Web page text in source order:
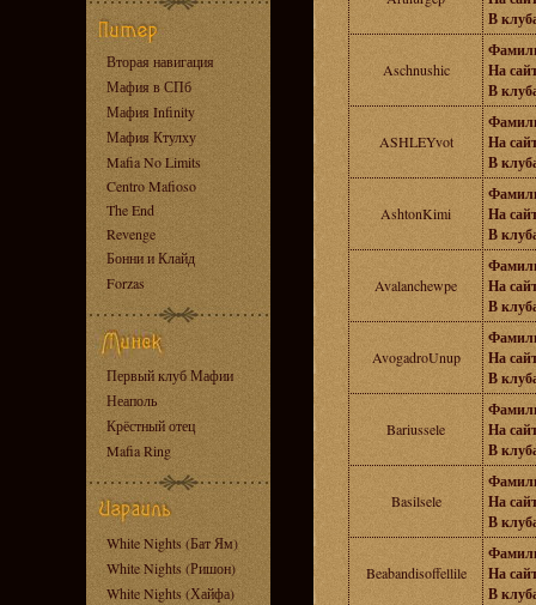
Вторая навигация
Мафия в СПб
Мафия Infinity
Мафия Ктулху
Mafia No Limits
Centro Mafioso
The End
Revenge
Бонни и Клайд
Forzas
Первый клуб Мафии
Неаполь
Крёстный отец
Mafia Ring
White Nights (Бат Ям)
White Nights (Ришон)
White Nights (Хайфа)
В
Aschnushic
На
В
ASHLEYvot
На
В
AshtonKimi
На
В
Avalanchewpe
На
В
AvogadroUnup
На
В
Bariussele
На
В
Basilsele
На
В
Beabandisoffellile
На
В